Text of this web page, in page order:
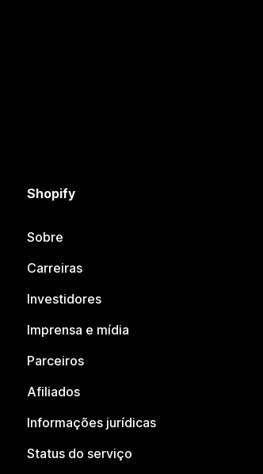
Shopify
Sobre
Carreiras
Investidores
Imprensa e mídia
Parceiros
Afiliados
Informações jurídicas
Status do serviço